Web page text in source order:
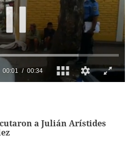
a Julián Arístides